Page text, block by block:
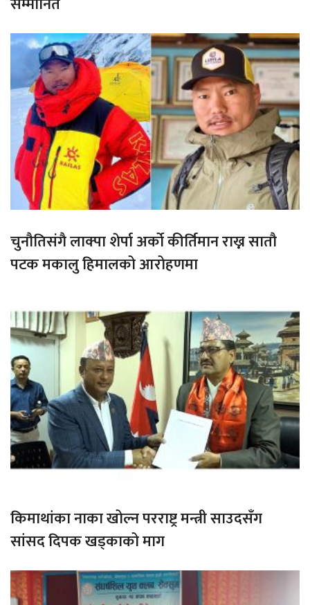
चुनौतिसंगै लाक्पा शेर्पा अर्को कीर्तिमान राख्न सातौ
पटक मकालु हिमालको आरोहणमा
किमाथांका नाका खोल्न परराष्ट्र मन्त्री साउदसँग
सांसद दिपक खड्काको माग